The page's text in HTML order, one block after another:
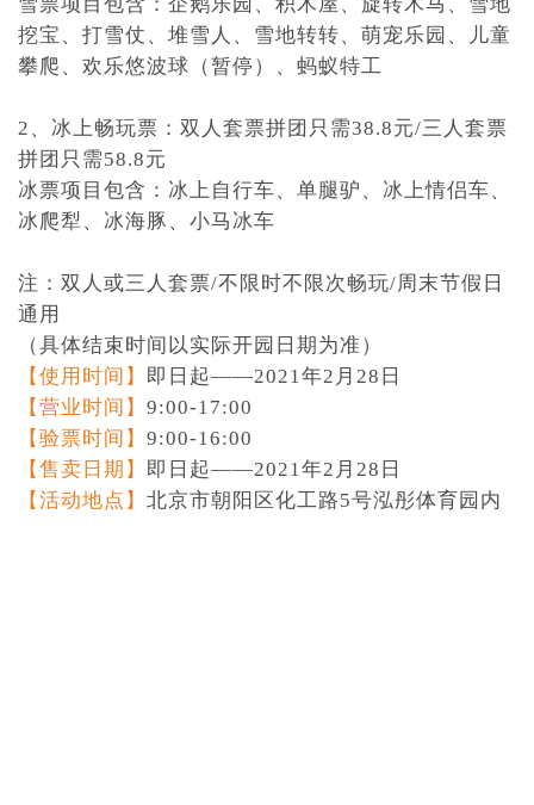
挖宝、打雪仗、堆雪人、雪地转转、萌宠乐园、儿童
攀爬、欢乐悠波球（暂停）、蚂蚁特工
2、冰上畅玩票：双人套票拼团只需38.8元/三人套票
拼团只需58.8元
冰票项目包含：冰上自行车、单腿驴、冰上情侣车、
冰爬犁、冰海豚、小马冰车
注：双人或三人套票/不限时不限次畅玩/周末节假日
通用
（具体结束时间以实际开园日期为准）
【使用时间】 即日起——2021年2月28日
【营业时间】 9:00-17:00
【验票时间】 9:00-16:00
【售卖日期】 即日起——2021年2月28日
【活动地点】 北京市朝阳区化工路5号泓彤体育园内